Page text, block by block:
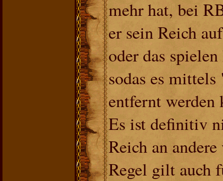
mehr hat, bei
er sein Reich
oder das
sodas es
entfernt werden
Es ist definitiv
Reich an
Regel gilt auch